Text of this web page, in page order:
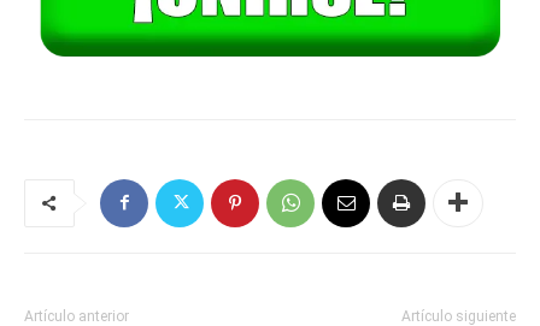
Artículo anterior Artículo siguiente